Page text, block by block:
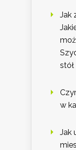
Jak
stół
w
Jak